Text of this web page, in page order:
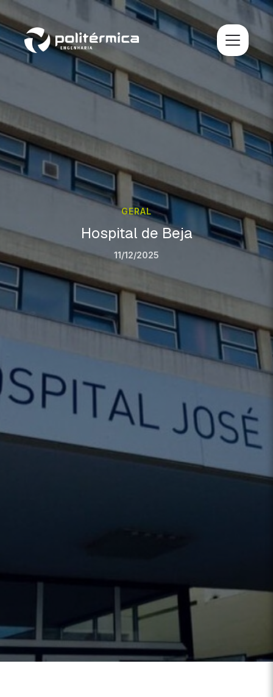
GERAL
Hospital de Beja
11/12/2025